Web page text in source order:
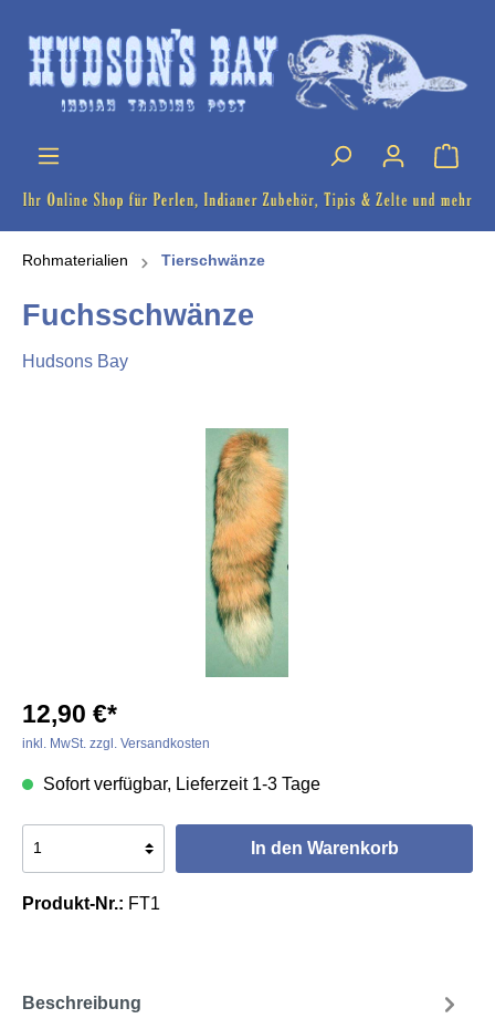
Rohmaterialien Tierschwänze
Fuchsschwänze
Hudsons Bay
12,90 €*
inkl. MwSt. zzgl. Versandkosten
Sofort verfügbar, Lieferzeit 1-3 Tage
In den Warenkorb
Produkt-Nr.: FT1
Beschreibung